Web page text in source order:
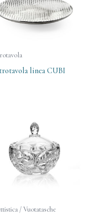
linea CUBI
/ Vuotatasche